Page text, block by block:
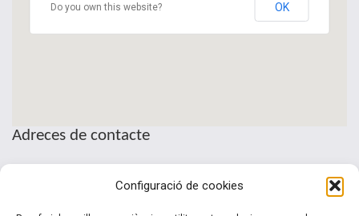
Configuració de cookies
Do you own this website? OK
Adreces de contacte